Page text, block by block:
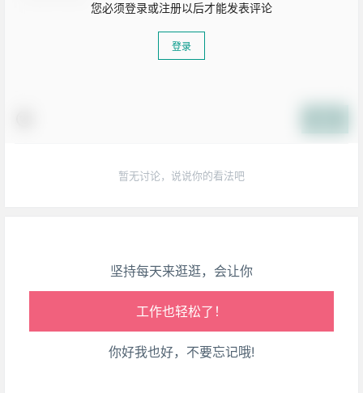
您必须登录或注册以后才能发表评论
登录
暂无讨论，说说你的看法吧
坚持每天来逛逛，会让你
腰也不酸了！
工作也轻松了！
你好我也好，不要忘记哦!